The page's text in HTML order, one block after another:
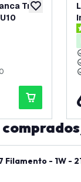
añadir a lista
Trio
Filamento - 1W -